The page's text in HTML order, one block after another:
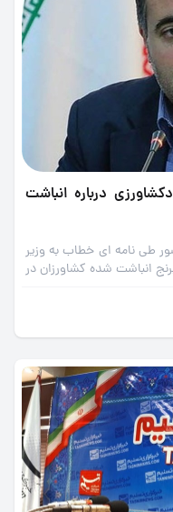
درباره انباشت
طی نامه ای خطاب به وزیر
انباشت شده کشاورزان در